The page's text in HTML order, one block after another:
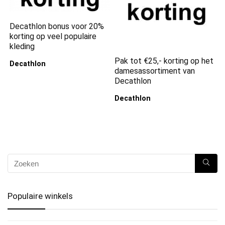
Decathlon bonus voor 20%
korting op veel populaire
kleding
Decathlon
Pak tot €25,- korting op het
damesassortiment van
Decathlon
Decathlon
Populaire winkels